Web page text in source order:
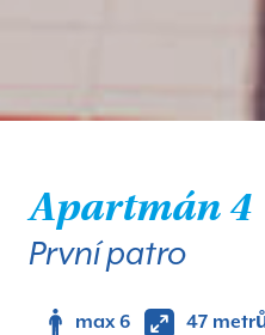
Apartmán 4
První patro
max 6 47